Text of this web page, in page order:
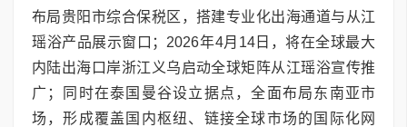
布局贵阳市综合保税区，搭建专业化出海通道与从江
瑶浴产品展示窗口；2026年4月14日，将在全球最大
内陆出海口岸浙江义乌启动全球矩阵从江瑶浴宣传推
广；同时在泰国曼谷设立据点，全面布局东南亚市
场，形成覆盖国内枢纽、链接全球市场的国际化网